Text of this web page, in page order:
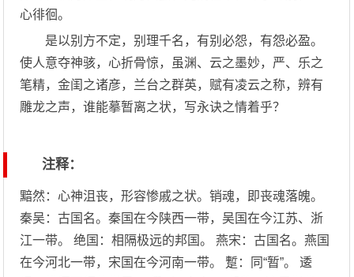
心徘徊。
是以别方不定，别理千名，有别必怨，有怨必盈。
使人意夺神骇，心折骨惊，虽渊、云之墨妙，严、乐之
笔精，金闺之诸彦，兰台之群英，赋有凌云之称，辨有
雕龙之声，谁能摹暂离之状，写永诀之情着乎？
注释：
黯然：心神沮丧，形容惨戚之状。销魂，即丧魂落魄。
秦吴：古国名。秦国在今陕西一带，吴国在今江苏、浙
江一带。 绝国：相隔极远的邦国。 燕宋：古国名。燕国
在今河北一带，宋国在今河南一带。 蹔：同“暂”。 逶